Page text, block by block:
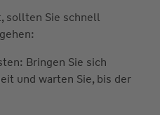
sollten Sie schnell
Bringen Sie sich
und warten Sie, bis der